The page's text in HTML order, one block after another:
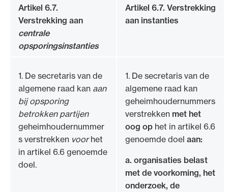
Artikel 6.7.
Verstrekking aan
centrale
opsporingsinstanties
Artikel 6.7. Verstrekking
aan instanties
1. De secretaris van de
algemene raad kan aan
bij opsporing
betrokken partijen
geheimhoudernummer
s verstrekken voorhet
in artikel 6.6 genoemde
doel.
1. De secretaris van de
algemene raad kan
geheimhoudernummers
verstrekken met het
oog op het in artikel 6.6
genoemde doel aan:
a. organisaties belast
met de voorkoming, het
onderzoek, de